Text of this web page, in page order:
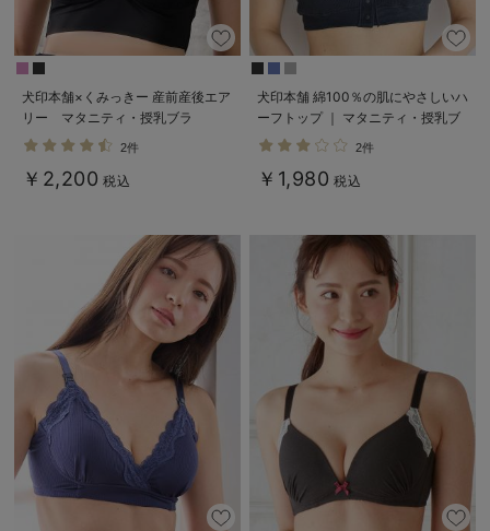
犬印本舗×くみっきー 産前産後エア
リー マタニティ・授乳ブラ
2件
￥2,200 税込
犬印本舗 綿100％の肌にやさしいハ
ーフトップ ｜ マタニティ・授乳ブ
ラ
2件
￥1,980 税込